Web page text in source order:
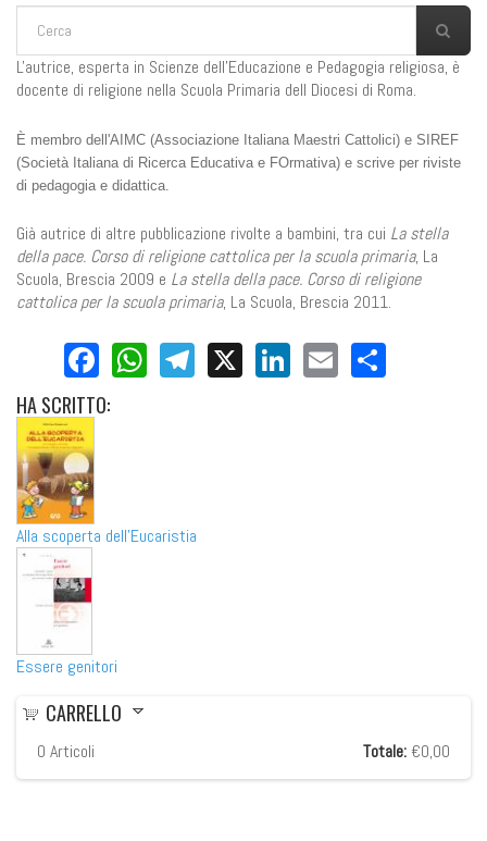
FORM DI RICERCA
L'autrice, esperta in Scienze dell'Educazione e Pedagogia religiosa, è
docente di religione nella Scuola Primaria dell Diocesi di Roma.
È membro dell'AIMC (Associazione Italiana Maestri Cattolici) e SIREF
(Società Italiana di Ricerca Educativa e FOrmativa) e scrive per riviste
di pedagogia e didattica.
Già autrice di altre pubblicazione rivolte a bambini, tra cui La stella
della pace. Corso di religione cattolica per la scuola primaria, La
Scuola, Brescia 2009 e La stella della pace. Corso di religione
cattolica per la scuola primaria, La Scuola, Brescia 2011.
Facebook
WhatsApp
Telegram
X LinkedIn
Email
HASCRITTO:
Alla scoperta dell'Eucaristia
Essere genitori
CARRELLO
0 Articoli Totale: €0,00